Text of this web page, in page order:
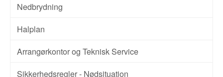
Nedbrydning
Halplan
Arrangørkontor og Teknisk Service
Sikkerhedsregler - Nødsituation